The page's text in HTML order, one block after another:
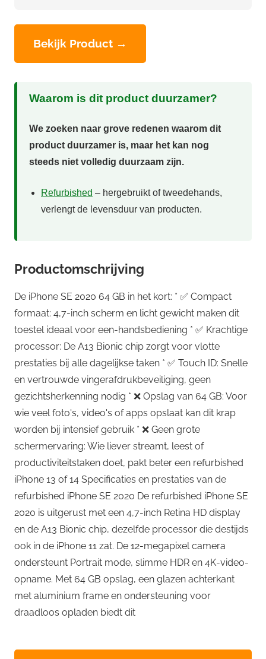
Bekijk Product →
Waarom is dit product duurzamer?
We zoeken naar grove redenen waarom dit
product duurzamer is, maar het kan nog
steeds niet volledig duurzaam zijn.
Refurbished – hergebruikt of tweedehands,
verlengt de levensduur van producten.
Productomschrijving
De iPhone SE 2020 64 GB in het kort: * ✅ Compact
formaat: 4,7-inch scherm en licht gewicht maken dit
toestel ideaal voor een-handsbediening * ✅ Krachtige
processor: De A13 Bionic chip zorgt voor vlotte
prestaties bij alle dagelijkse taken * ✅ Touch ID: Snelle
en vertrouwde vingerafdrukbeveiliging, geen
gezichtsherkenning nodig * ❌ Opslag van 64 GB: Voor
wie veel foto's, video's of apps opslaat kan dit krap
worden bij intensief gebruik * ❌ Geen grote
schermervaring: Wie liever streamt, leest of
productiviteitstaken doet, pakt beter een refurbished
iPhone 13 of 14 Specificaties en prestaties van de
refurbished iPhone SE 2020 De refurbished iPhone SE
2020 is uitgerust met een 4,7-inch Retina HD display
en de A13 Bionic chip, dezelfde processor die destijds
ook in de iPhone 11 zat. De 12-megapixel camera
ondersteunt Portrait mode, slimme HDR en 4K-video-
opname. Met 64 GB opslag, een glazen achterkant
met aluminium frame en ondersteuning voor
draadloos opladen biedt dit